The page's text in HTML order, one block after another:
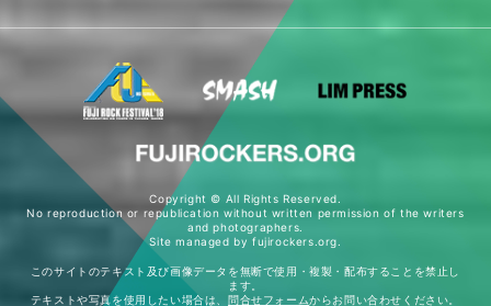
Copyright © All Rights Reserved.
No reproduction or republication without written permission of the writers
and photographers.
Site managed by fujirockers.org.
このサイトのテキスト及び画像データを無断で使用・複製・配布することを禁止し
ます。
テキストや写真を使用したい場合は、 問合せフォームからお問い合わせください。